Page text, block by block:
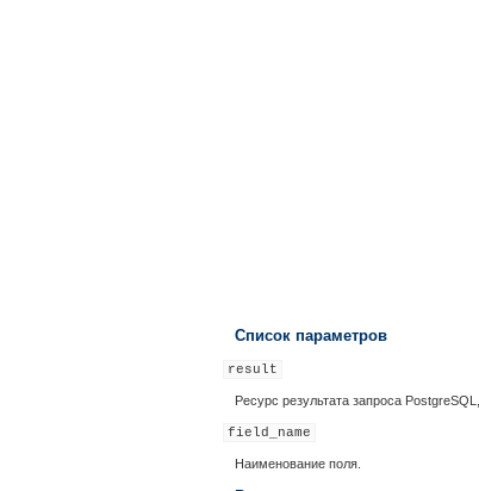
Список параметров
result
Ресурс результата запроса
field_name
Наименование поля.